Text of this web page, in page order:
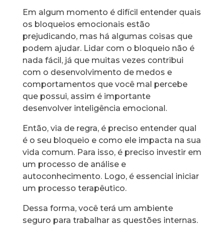
Em algum momento é difícil entender quais
os bloqueios emocionais estão
prejudicando, mas há algumas coisas que
podem ajudar. Lidar com o bloqueio não é
nada fácil, já que muitas vezes contribui
com o desenvolvimento de medos e
comportamentos que você mal percebe
que possui, assim é importante
desenvolver inteligência emocional.
Então, via de regra, é preciso entender qual
é o seu bloqueio e como ele impacta na sua
vida comum. Para isso, é preciso investir em
um processo de análise e
autoconhecimento. Logo, é essencial iniciar
um processo terapêutico.
Dessa forma, você terá um ambiente
seguro para trabalhar as questões internas.